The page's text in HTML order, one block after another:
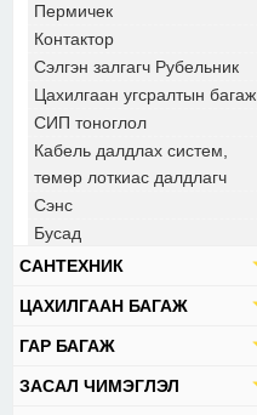
Пермичек
Контактор
Сэлгэн залгагч Рубельник
Цахилгаан угсралтын багаж
СИП тоноглол
Кабель далдлах систем,
төмөр лоткиас далдлагч
Сэнс
Бусад
САНТЕХНИК
ЦАХИЛГААН БАГАЖ
ГАР БАГАЖ
ЗАСАЛ ЧИМЭГЛЭЛ